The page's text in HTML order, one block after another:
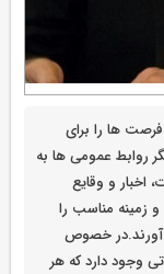
ها را برای
روابط عمومی ها به
اخبار و وقایع
و زمینه مناسب را
آورند.در خصوص
وجود دارد که هر